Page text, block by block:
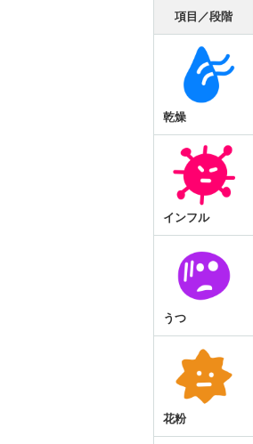
項目／段階
乾燥
インフル
うつ
花粉